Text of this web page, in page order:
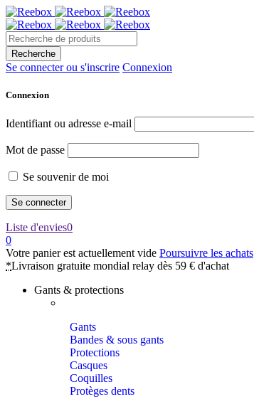
Se connecter ou s'inscrire Connexion
Connexion
Identifiant ou adresse e-mail
Mot de passe
Se souvenir de moi
Liste d'envies0
0
Votre panier est actuellement vide Poursuivre les achats
*Livraison gratuite mondial relay dès 59 € d'achat
Gants & protections
Gants
Bandes & sous gants
Protections
Casques
Coquilles
Protèges dents